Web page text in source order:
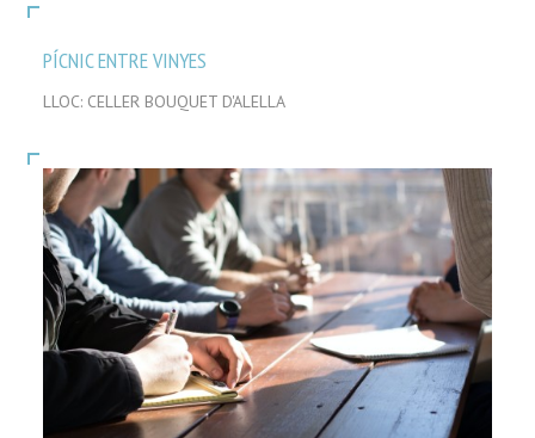
PÍCNIC ENTRE VINYES
LLOC: CELLER BOUQUET D'ALELLA